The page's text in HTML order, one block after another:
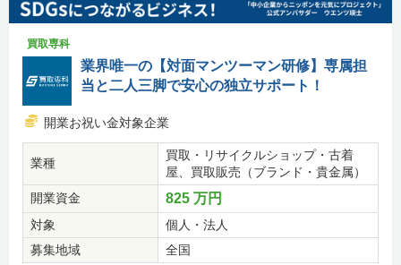
買取専科
業界唯一の【対面マンツーマン研修】専属担
当と二人三脚で安心の独立サポート！
開業お祝い金対象企業
業種
買取・リサイクルショップ・古着
屋、買取販売（ブランド・貴金属）
開業資金
825 万円
対象
個人・法人
募集地域
全国